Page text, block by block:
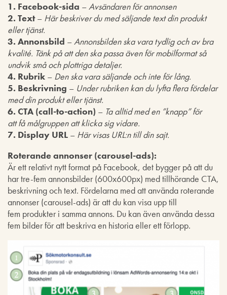
1. Facebook-sida –Avsändaren för annonsen
2. Text– Här beskriver du med säljande text din produkt
eller tjänst.
3. Annonsbild –Annonsbilden ska vara tydlig och av bra
kvalité. Tänk på att den ska passa även för mobilformat så
undvik små och plottriga detaljer.
4. Rubrik – Den ska vara säljande och inte för lång.
5. Beskrivning – Under rubriken kan du lyfta flera fördelar
med din produkt eller tjänst.
6. CTA (call-to-action) – Ta alltid med en ”knapp” för
att få målgruppen att klicka sig vidare.
7. Display URL – Här visas URL:n till din sajt.
Roterande annonser (carousel-ads):
Är ett relativt nytt format på Facebook, det bygger på att du
har tre-fem annonsbilder (600x600px) med tillhörande CTA,
beskrivning och text. Fördelarna med att använda roterande
annonser (carousel-ads) är att du kan visa upp till
fem produkter i samma annons. Du kan även använda dessa
fem bilder för att beskriva en historia eller ett förlopp.